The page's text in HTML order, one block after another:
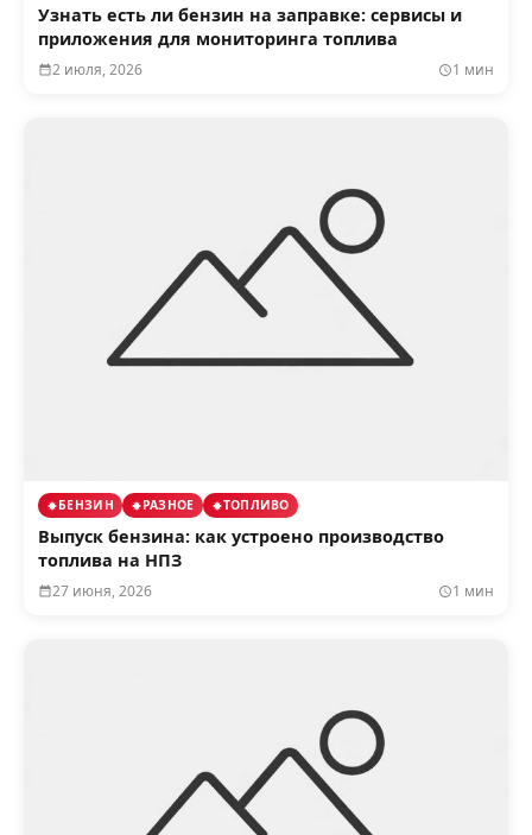
Узнать есть ли бензин на заправке: сервисы и
приложения для мониторинга топлива
2 июля, 2026 1 мин
БЕНЗИН РАЗНОЕ ТОПЛИВО
Выпуск бензина: как устроено производство
топлива на НПЗ
27 июня, 2026 1 мин